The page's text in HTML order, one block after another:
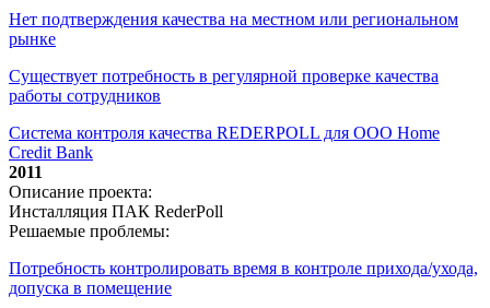
Нет подтверждения качества на местном или региональном
рынке
Существует потребность в регулярной проверке качества
работы сотрудников
Система контроля качества REDERPOLL для ООО Home
Credit Bank
2011
Описание проекта:
Инсталляция ПАК RederPoll
Решаемые проблемы:
Потребность контролировать время в контроле прихода/ухода,
допуска в помещение